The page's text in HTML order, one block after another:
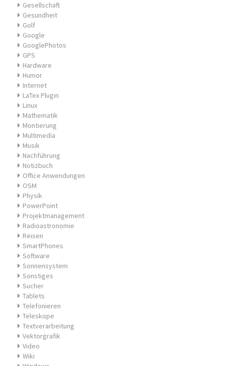
Gesellschaft
Gesundheit
Golf
Google
GooglePhotos
GPS
Hardware
Humor
Internet
LaTex Plugin
Linux
Mathematik
Montierung
Multimedia
Musik
Nachführung
Notizbuch
Office Anwendungen
OSM
Physik
PowerPoint
Projektmanagement
Radioastronomie
Reisen
SmartPhones
Software
Sonnensystem
Sonstiges
Sucher
Tablets
Telefonieren
Teleskope
Textverarbeitung
Vektorgrafik
Video
Wiki